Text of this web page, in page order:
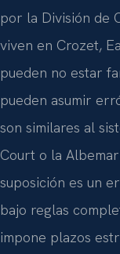
por la División de
viven en Crozet,
pueden no estar
pueden asumir
son similares al
Court o la
suposición es un
bajo reglas
impone plazos